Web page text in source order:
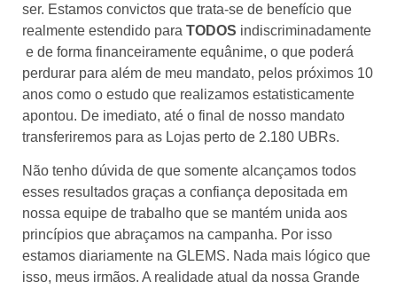
ser. Estamos convictos que trata-se de benefício que
realmente estendido para TODOS indiscriminadamente
e de forma financeiramente equânime, o que poderá
perdurar para além de meu mandato, pelos próximos 10
anos como o estudo que realizamos estatisticamente
apontou. De imediato, até o final de nosso mandato
transferiremos para as Lojas perto de 2.180 UBRs.
Não tenho dúvida de que somente alcançamos todos
esses resultados graças a confiança depositada em
nossa equipe de trabalho que se mantém unida aos
princípios que abraçamos na campanha. Por isso
estamos diariamente na GLEMS. Nada mais lógico que
isso, meus irmãos. A realidade atual da nossa Grande